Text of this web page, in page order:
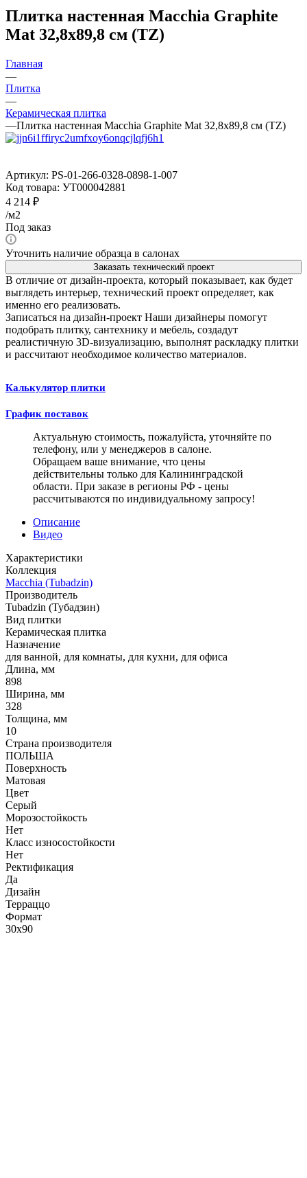
Плитка настенная Macchia Graphite
Mat 32,8x89,8 см (TZ)
Главная
—
Плитка
—
Керамическая плитка
—Плитка настенная Macchia Graphite Mat 32,8x89,8 см (TZ)
Артикул: PS-01-266-0328-0898-1-007
Код товара: УТ000042881
4 214 ₽
/м2
Под заказ
Уточнить наличие образца в салонах
Заказать технический проект
В отличие от дизайн-проекта, который показывает, как будет
выглядеть интерьер, технический проект определяет, как
именно его реализовать.
Записаться на дизайн-проект Наши дизайнеры помогут
подобрать плитку, сантехнику и мебель, создадут
реалистичную 3D-визуализацию, выполнят раскладку плитки
и рассчитают необходимое количество материалов.
Калькулятор плитки
График поставок
Актуальную стоимость, пожалуйста, уточняйте по
телефону, или у менеджеров в салоне.
Обращаем ваше внимание, что цены
действительны только для Калининградской
области. При заказе в регионы РФ - цены
рассчитываются по индивидуальному запросу!
Описание
Видео
Характеристики
Коллекция
Macchia (Tubadzin)
Производитель
Tubadzin (Тубадзин)
Вид плитки
Керамическая плитка
Назначение
для ванной, для комнаты, для кухни, для офиса
Длина, мм
898
Ширина, мм
328
Толщина, мм
10
Страна производителя
ПОЛЬША
Поверхность
Матовая
Цвет
Серый
Морозостойкость
Нет
Класс износостойкости
Нет
Ректификация
Да
Дизайн
Терраццо
Формат
30x90